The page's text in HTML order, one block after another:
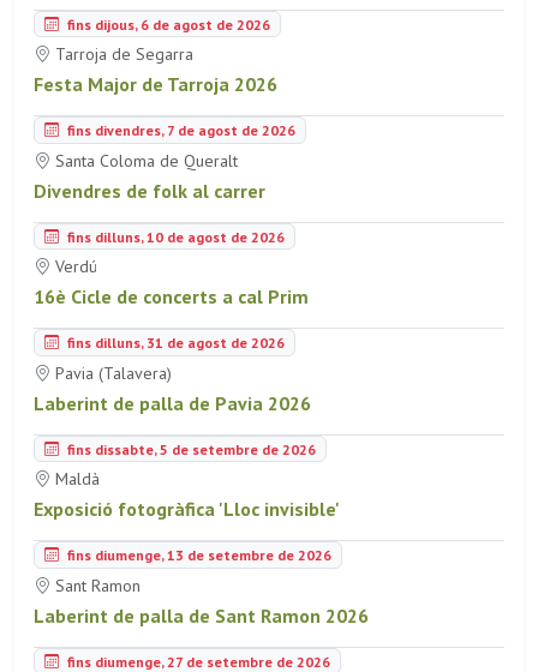
fins dijous, 6 de agost de 2026
Tarroja de Segarra
Festa Major de Tarroja 2026
fins divendres, 7 de agost de 2026
Santa Coloma de Queralt
Divendres de folk al carrer
fins dilluns, 10 de agost de 2026
Verdú
16è Cicle de concerts a cal Prim
fins dilluns, 31 de agost de 2026
Pavia (Talavera)
Laberint de palla de Pavia 2026
fins dissabte, 5 de setembre de 2026
Maldà
Exposició fotogràfica 'Lloc invisible'
fins diumenge, 13 de setembre de 2026
Sant Ramon
Laberint de palla de Sant Ramon 2026
fins diumenge, 27 de setembre de 2026